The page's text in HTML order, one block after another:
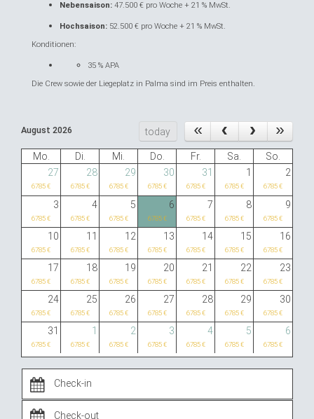
Nebensaison: 47.500 € pro Woche + 21 % MwSt.
Hochsaison: 52.500 € pro Woche + 21 % MwSt.
Konditionen:
35 % APA
Die Crew sowie der Liegeplatz in Palma sind im Preis enthalten.
August 2026 today
Mo. Di. Mi. Do. Fr. Sa.
So.
27
28 29 30 31 1 2
6785 € 6785 € 6785 € 6785 € 6785 € 6785 € 6785 €
3 4 5 6 7 8 9
6785 € 6785 € 6785 € 6785 € 6785 € 6785 € 6785 €
10 11 12 13 14 15 16
6785 € 6785 € 6785 € 6785 € 6785 € 6785 € 6785 €
17 18 19 20 21 22 23
6785 € 6785 € 6785 € 6785 € 6785 € 6785 € 6785 €
24 25 26 27 28 29 30
6785 € 6785 € 6785 € 6785 € 6785 € 6785 € 6785 €
31 1 2 3 4 5 6
6785 € 6785 € 6785 € 6785 € 6785 € 6785 € 6785 €